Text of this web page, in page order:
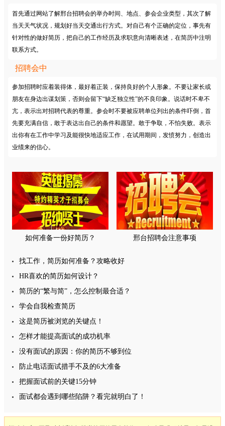
首先通过网站了解邢台招聘会的举办时间、地点、参会企业类型，其次了解
当天天气状况，规划好当天交通出行方式。对自己有个正确的定位，事先有
针对性的做好简历，把自己的工作经历及求职意向清晰表述，在简历中注明
联系方式。
招聘会中
参加招聘时应着装得体，最好着正装，保持良好的个人形象。不要让家长或
朋友在身边出谋划策，否则会留下“缺乏独立性”的不良印象。说话时不卑不
亢，表示出对招聘代表的尊重。参会时不要被应聘单位列出的条件吓倒，首
先要充满自信，敢于表达出自己的条件和愿望。敢于争取，不怕失败。表示
出你有在工作中学习及能很快地适应工作，在试用期间，发愤努力，创造出
业绩来的信心。
如何准备一份好简历？ 邢台招聘会注意事项
找工作，简历如何准备？攻略收好
HR喜欢的简历如何设计？
简历的“繁与简”，怎么控制最合适？
学会自我检查简历
这是简历被浏览的关键点！
怎样才能提高面试的成功机率
没有面试的原因：你的简历不够到位
防止电话面试措手不及的6大准备
把握面试前的关键15分钟
面试都会遇到哪些陷阱？看完就明白了！